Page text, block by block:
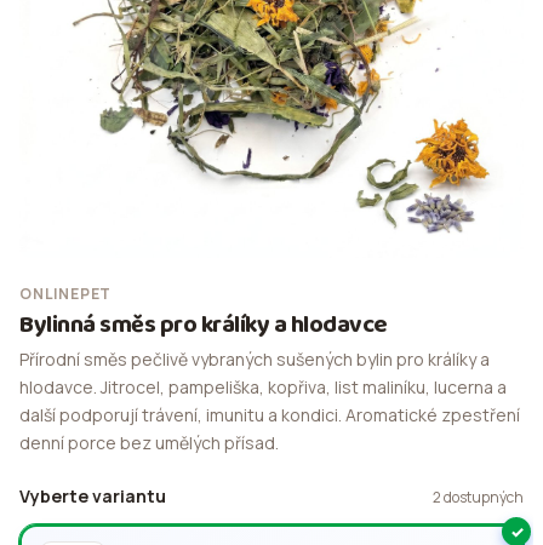
ONLINEPET
Bylinná směs pro králíky a hlodavce
Přírodní směs pečlivě vybraných sušených bylin pro králíky a
hlodavce. Jitrocel, pampeliška, kopřiva, list maliníku, lucerna a
další podporují trávení, imunitu a kondici. Aromatické zpestření
denní porce bez umělých přísad.
Vyberte variantu 2 dostupných